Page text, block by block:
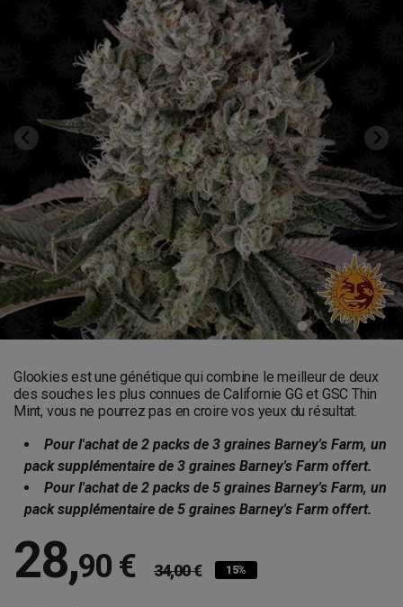
Glookies est une génétique qui combine le meilleur de deux
des souches les plus connues de Californie GG et GSC Thin
Mint, vous ne pourrez pas en croire vos yeux du résultat.
Pour l'achat de 2 packs de 3 graines Barney's Farm, un
pack supplémentaire de 3 graines Barney's Farm offert.
Pour l'achat de 2 packs de 5 graines Barney's Farm, un
pack supplémentaire de 5 graines Barney's Farm offert.
28,90 € 34,00 € 15%